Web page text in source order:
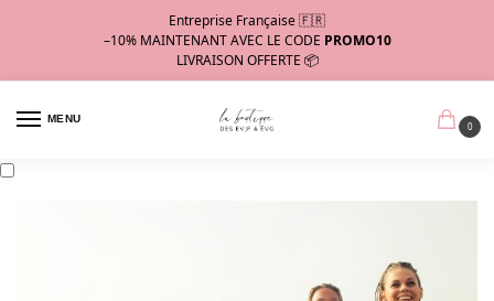
Entreprise Française 🇫🇷
–10% MAINTENANT AVEC LE CODE PROMO10
LIVRAISON OFFERTE 📦
MENU
0